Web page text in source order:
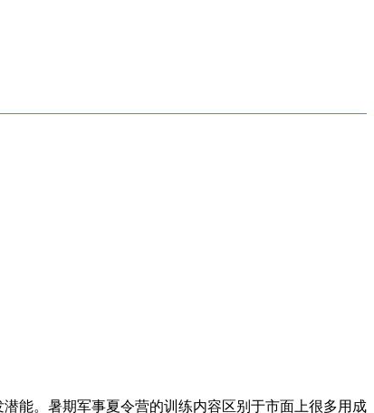
能。暑期军事夏令营的训练内容区别于市面上很多用成